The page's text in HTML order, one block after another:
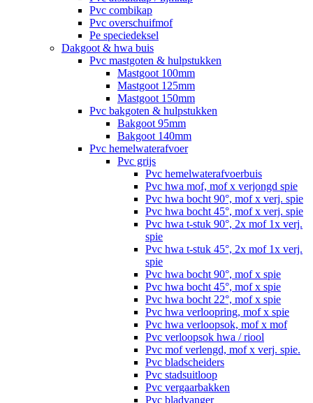
Pvc combikap
Pvc overschuifmof
Pe speciedeksel
Dakgoot & hwa buis
Pvc mastgoten & hulpstukken
Mastgoot 100mm
Mastgoot 125mm
Mastgoot 150mm
Pvc bakgoten & hulpstukken
Bakgoot 95mm
Bakgoot 140mm
Pvc hemelwaterafvoer
Pvc grijs
Pvc hemelwaterafvoerbuis
Pvc hwa mof, mof x verjongd spie
Pvc hwa bocht 90°, mof x verj. spie
Pvc hwa bocht 45°, mof x verj. spie
Pvc hwa t-stuk 90°, 2x mof 1x verj.
spie
Pvc hwa t-stuk 45°, 2x mof 1x verj.
spie
Pvc hwa bocht 90°, mof x spie
Pvc hwa bocht 45°, mof x spie
Pvc hwa bocht 22°, mof x spie
Pvc hwa verloopring, mof x spie
Pvc hwa verloopsok, mof x mof
Pvc verloopsok hwa / riool
Pvc mof verlengd, mof x verj. spie.
Pvc bladscheiders
Pvc stadsuitloop
Pvc vergaarbakken
Pvc bladvanger